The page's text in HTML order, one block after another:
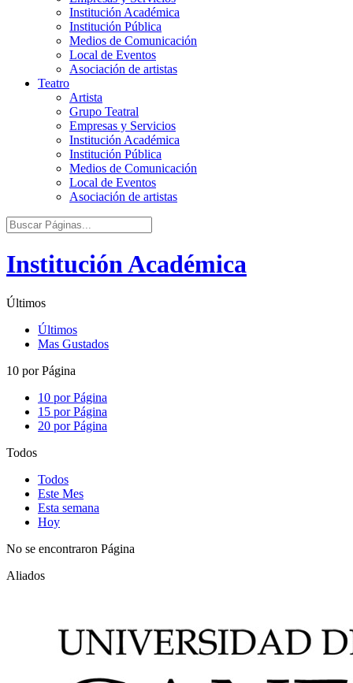
Institución Académica
Institución Pública
Medios de Comunicación
Local de Eventos
Asociación de artistas
Teatro
Artista
Grupo Teatral
Empresas y Servicios
Institución Académica
Institución Pública
Medios de Comunicación
Local de Eventos
Asociación de artistas
Institución Académica
Últimos
Últimos
Mas Gustados
10 por Página
10 por Página
15 por Página
20 por Página
Todos
Todos
Este Mes
Esta semana
Hoy
No se encontraron Página
Aliados